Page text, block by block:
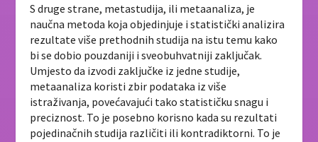
S druge strane, metastudija, ili metaanaliza, je
naučna metoda koja objedinjuje i statistički analizira
rezultate više prethodnih studija na istu temu kako
bi se dobio pouzdaniji i sveobuhvatniji zaključak.
Umjesto da izvodi zaključke iz jedne studije,
metaanaliza koristi zbir podataka iz više
istraživanja, povećavajući tako statističku snagu i
preciznost. To je posebno korisno kada su rezultati
pojedinačnih studija različiti ili kontradiktorni. To je